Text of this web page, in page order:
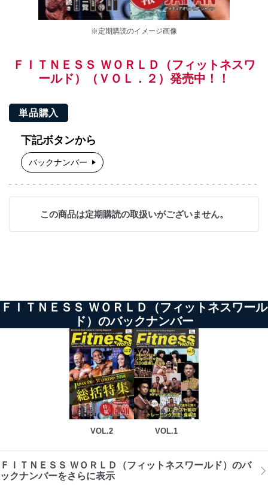
※定期購読のイメージ画像
ＦＩＴＮＥＳＳ ＷＯＲＬＤ（フィットネスワ
ールド）（ＶＯＬ．２）発売中！！
単品購入
下記ボタンから
バックナンバー
この商品は定期購読の取扱いがございません。
ＦＩＴＮＥＳＳ ＷＯＲＬＤ（フィットネスワール
ド）のバックナンバー
VOL.2 VOL.1
ＦＩＴＮＥＳＳ ＷＯＲＬＤ（フィットネスワールド）のバ
ックナンバーをさらに表示